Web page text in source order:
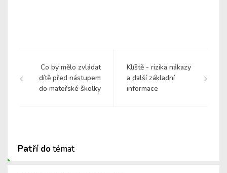
Co by mělo zvládat
dítě před nástupem
do mateřské školky
Klíště - rizika nákazy
a další základní
informace
Patří dotémat